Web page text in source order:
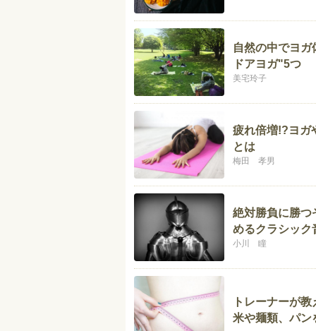
自然の中でヨ
ドアヨガ"5つ
美宅玲子
疲れ倍増!?ヨガ
とは
梅田 孝男
絶対勝負に勝つ
めるクラシック
小川 瞳
トレーナーが
米や麺類、パン